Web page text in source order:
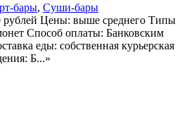
бары, Суши-бары
рублей Цены: выше среднего Типы
Способ оплаты: Банковским
еды: собственная курьерская
Б...»